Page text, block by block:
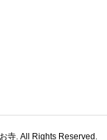
寺. All Rights Reserved.